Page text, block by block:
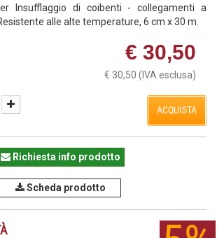
lnsufflaggio di coibenti - collegamenti a
alle alte temperature, 6 cm x 30 m.
€ 30,50
€ 30,50 (IVA esclusa)
ACQUISTA
Richiesta info prodotto
Scheda prodotto